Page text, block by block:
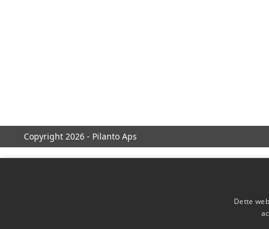
Copyright 2026 - Pilanto Aps
Dette